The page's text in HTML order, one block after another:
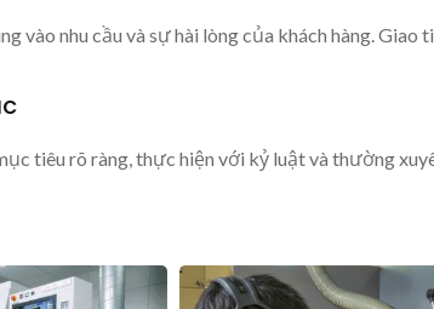
vào nhu cầu và sự hài lòng của khách hàng.
tiêu rõ ràng, thực hiện với kỷ luật và thường